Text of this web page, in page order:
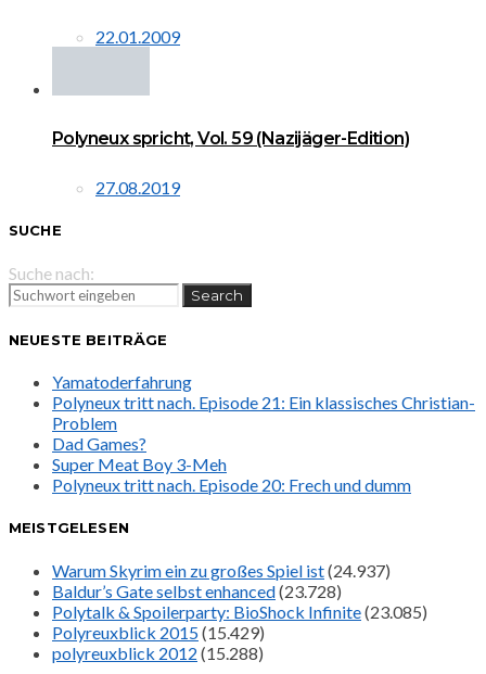
22.01.2009
Polyneux spricht, Vol. 59 (Nazijäger-Edition)
27.08.2019
SUCHE
Suche nach:
Search
NEUESTE BEITRÄGE
Yamatoderfahrung
Polyneux tritt nach. Episode 21: Ein klassisches Christian-
Problem
Dad Games?
Super Meat Boy 3-Meh
Polyneux tritt nach. Episode 20: Frech und dumm
MEISTGELESEN
Warum Skyrim ein zu großes Spiel ist(24.937)
Baldur’s Gate selbst enhanced(23.728)
Polytalk & Spoilerparty: BioShock Infinite(23.085)
Polyreuxblick 2015(15.429)
polyreuxblick 2012 (15.288)